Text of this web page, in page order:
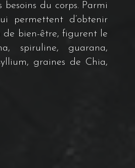
besoins du corps. Parmi
permettent d’obtenir
de bien-être, figurent le
spiruline, guarana,
graines de Chia,